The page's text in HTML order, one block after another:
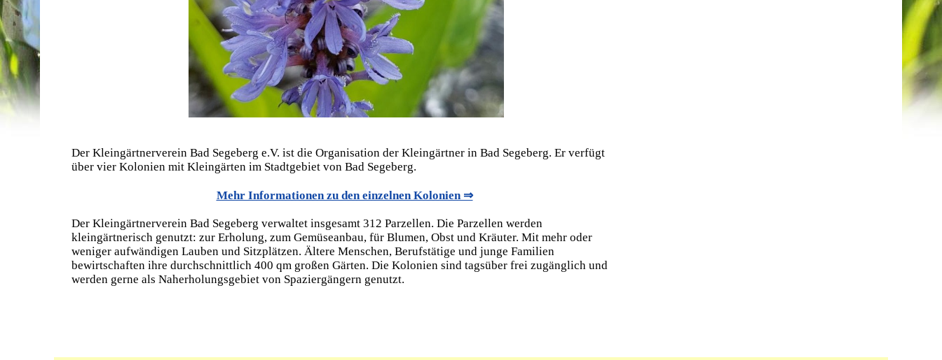
Der Kleingärtnerverein Bad Segeberg e.V. ist die Organisation der Kleingärtner in Bad Segeberg. Er verfügt
über vier Kolonien mit Kleingärten im Stadtgebiet von Bad Segeberg.
Mehr Informationen zu den einzelnen Kolonien ⇒
Der Kleingärtnerverein Bad Segeberg verwaltet insgesamt 312 Parzellen. Die Parzellen werden
kleingärtnerisch genutzt: zur Erholung, zum Gemüseanbau, für Blumen, Obst und Kräuter. Mit mehr oder
weniger aufwändigen Lauben und Sitzplätzen. Ältere Menschen, Berufstätige und junge Familien
bewirtschaften ihre durchschnittlich 400 qm großen Gärten. Die Kolonien sind tagsüber frei zugänglich und
werden gerne als Naherholungsgebiet von Spaziergängern genutzt.